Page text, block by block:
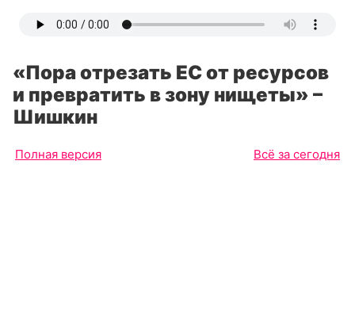
«Пора отрезать ЕС от ресурсов
и превратить в зону нищеты» –
Шишкин
Полная версия Всё за сегодня